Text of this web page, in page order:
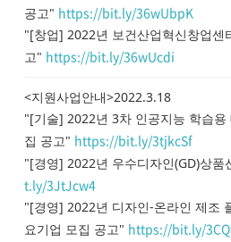
공고" https://bit.ly/36wUbpK
"[창업] 2022년 보건산업혁신창업센
고" https://bit.ly/36wUcdi
<지원사업안내>2022.3.18
"[기술] 2022년 3차 인공지능 학습용
집 공고" https://bit.ly/3tjkcSf
"[경영] 2022년 우수디자인(GD)상품
t.ly/3JtJcw4
"[경영] 2022년 디자인-온라인 제조
요기업 모집 공고" https://bit.ly/